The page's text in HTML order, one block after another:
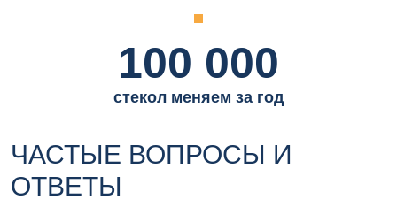
100 000
стекол меняем за год
ЧАСТЫЕ ВОПРОСЫ И
ОТВЕТЫ